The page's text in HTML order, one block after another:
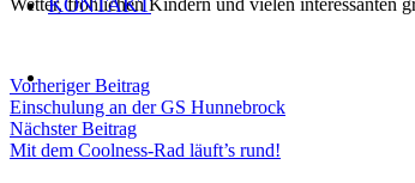
Wetter, fröhlichen Kindern und vielen interessanten
Vorheriger Beitrag
Einschulung an der GS Hunnebrock
Nächster Beitrag
Mit dem Coolness-Rad läuft’s rund!